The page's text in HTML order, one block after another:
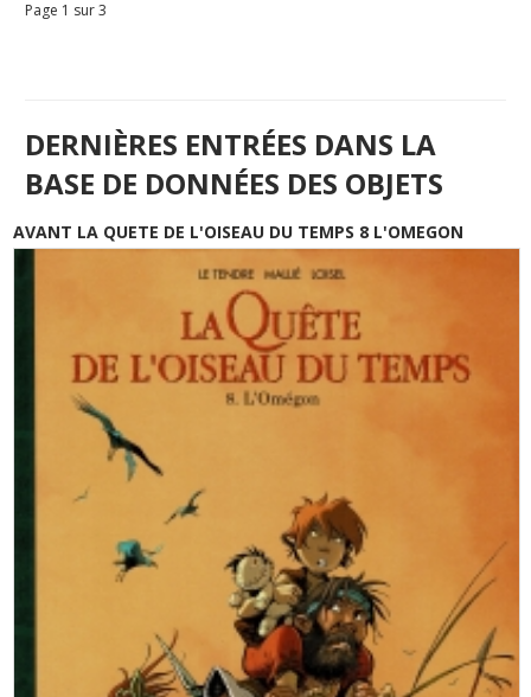
Page 1 sur 3
DERNIÈRES ENTRÉES DANS LA
BASE DE DONNÉES DES OBJETS
AVANT LA QUETE DE L'OISEAU DU TEMPS 8 L'OMEGON